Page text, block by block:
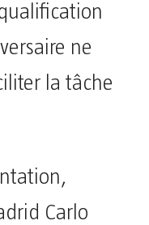
ne
la tâche
Carlo